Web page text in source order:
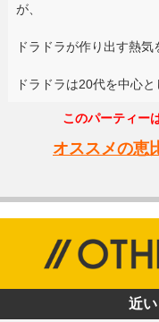
が、
ドラドラが作り出す熱
ドラドラは20代を中心
このパーティー
オススメの恵
近